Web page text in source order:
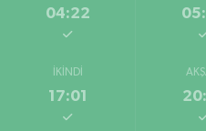
04:22
İKINDI
17:01